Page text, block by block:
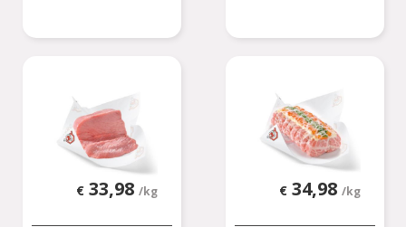
€ 33,98 /kg € 34,98 /kg